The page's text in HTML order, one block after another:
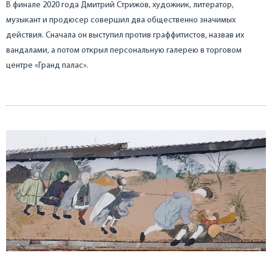
В финале 2020 года Дмитрий Стрижов, художник, литератор,
музыкант и продюсер совершил два общественно значимых
действия. Сначала он выступил против граффитистов, назвав их
вандалами, а потом открыл персональную галерею в торговом
центре «Гранд палас».